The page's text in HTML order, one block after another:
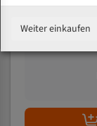
Weiter einkaufen